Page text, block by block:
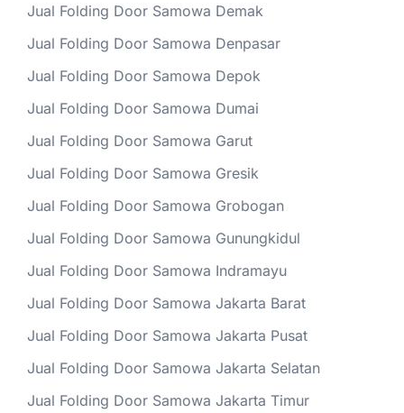
Jual Folding Door Samowa Demak
Jual Folding Door Samowa Denpasar
Jual Folding Door Samowa Depok
Jual Folding Door Samowa Dumai
Jual Folding Door Samowa Garut
Jual Folding Door Samowa Gresik
Jual Folding Door Samowa Grobogan
Jual Folding Door Samowa Gunungkidul
Jual Folding Door Samowa Indramayu
Jual Folding Door Samowa Jakarta Barat
Jual Folding Door Samowa Jakarta Pusat
Jual Folding Door Samowa Jakarta Selatan
Jual Folding Door Samowa Jakarta Timur